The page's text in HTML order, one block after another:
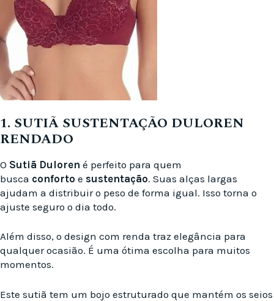
1. SUTIÃ SUSTENTAÇÃO DULOREN
RENDADO
O Sutiã Duloren é perfeito para quem
busca conforto e sustentação. Suas alças largas
ajudam a distribuir o peso de forma igual. Isso torna o
ajuste seguro o dia todo.
Além disso, o design com renda traz elegância para
qualquer ocasião. É uma ótima escolha para muitos
momentos.
Este sutiã tem um bojo estruturado que mantém os seios